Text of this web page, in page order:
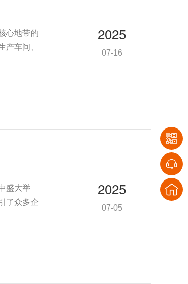
2025
07-16
心地带的
车间、
2025
07-05
盛大举
了众多企